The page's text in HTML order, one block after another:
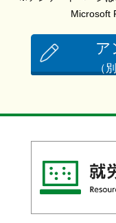
Microsoft
ア
（